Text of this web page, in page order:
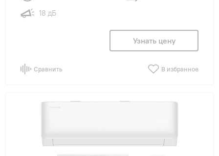
18 дБ
Узнать цену
Сравнить В избранное